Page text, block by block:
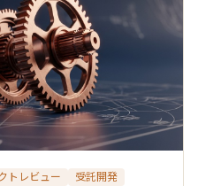
トレビュー
受託開発